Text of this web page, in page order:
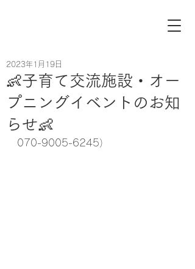
👶子育て交流施設・オー
プニングイベントのお知
らせ👶
2023年1月19日
070-9005-6245）